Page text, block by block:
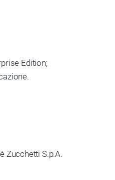
Edition;
Zucchetti S.p.A.